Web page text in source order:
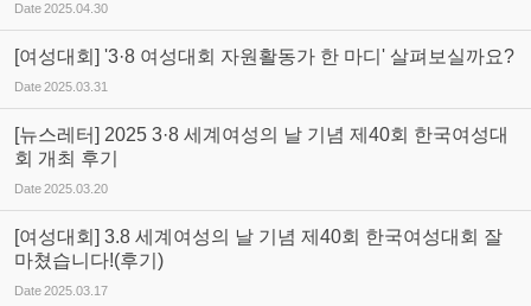
Date2025.04.30
[여성대회] '3·8 여성대회 자원활동가 한 마디' 살펴보실까요?
Date2025.03.31
[뉴스레터] 2025 3·8 세계여성의 날 기념 제40회 한국여성대
회 개최 후기
Date2025.03.20
[여성대회] 3.8 세계여성의 날 기념 제40회 한국여성대회 잘
마쳤습니다!(후기)
Date2025.03.17